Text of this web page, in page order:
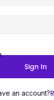
Sign In
an account?